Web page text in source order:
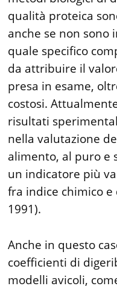
qualità proteica
anche se non sono
quale specifico
da attribuire il
presa in esame,
costosi.
risultati
nella valutazione
alimento, al puro e
un indicatore più
fra indice chimico e
1991).
Anche in questo
coefficienti di
modelli avicoli,